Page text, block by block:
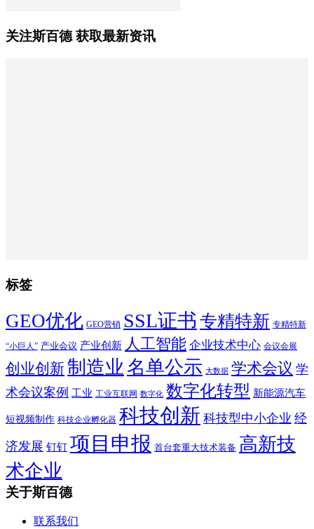
关注斯百德 获取最新资讯
标签
GEO优化 GEO营销 SSL证书 专精特新 专精特新
“小巨人” 产业会议 产业创新 人工智能 企业技术中心 会议会展
创业创新制造业 名单公示 大数据 学术会议 学
术会议案例 工业 工业互联网 数字化 数字化转型 新能源汽车
短视频制作 科技企业孵化器 科技创新 科技型中小企业 经
济发展 钉钉 项目申报 首台套重大技术装备 高新技
术企业
关于斯百德
联系我们